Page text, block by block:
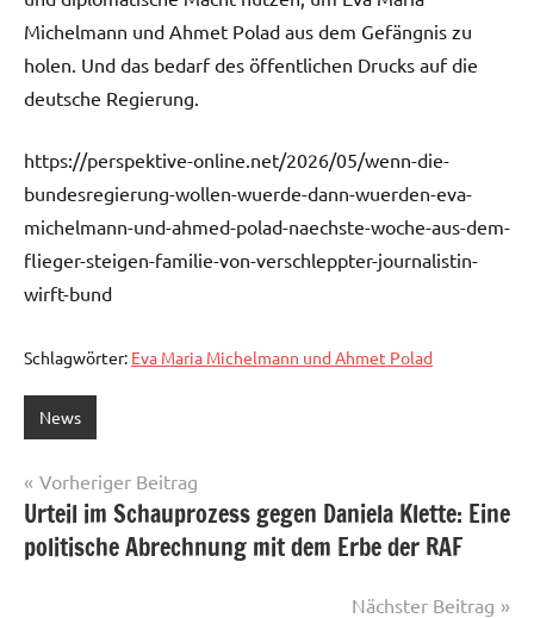
Michelmann und Ahmet Polad aus dem Gefängnis zu
holen. Und das bedarf des öffentlichen Drucks auf die
deutsche Regierung.
https://perspektive-online.net/2026/05/wenn-die-
bundesregierung-wollen-wuerde-dann-wuerden-eva-
michelmann-und-ahmed-polad-naechste-woche-aus-dem-
flieger-steigen-familie-von-verschleppter-journalistin-
wirft-bund
Schlagwörter: Eva Maria Michelmann und Ahmet Polad
News
Beitragsnavigation
Vorheriger Beitrag
Urteil im Schauprozess gegen Daniela Klette: Eine
politische Abrechnung mit dem Erbe der RAF
Nächster Beitrag